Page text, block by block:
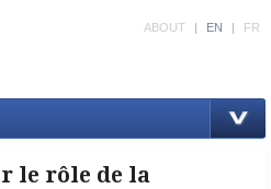
ABOUT | EN | FR
le rôle de la